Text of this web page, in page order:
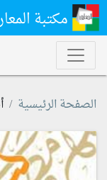
مكتبة
الصفحة الرئيسية